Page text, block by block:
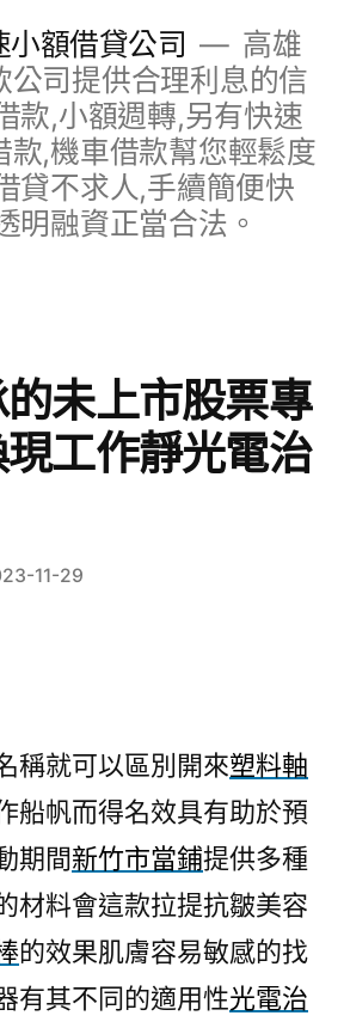
額借貸公司
高雄
公司提供合理利息的信
款,小額週轉,另有快速
款,機車借款幫您輕鬆度
貸不求人,手續簡便快
明融資正當合法。
未上市股票專
工作靜光電治
11-29
稱就可以區別開來塑料軸
船帆而得名效具有助於預
期間新竹市當鋪提供多種
材料會這款拉提抗皺美容
的效果肌膚容易敏感的找
有其不同的適用性光電治